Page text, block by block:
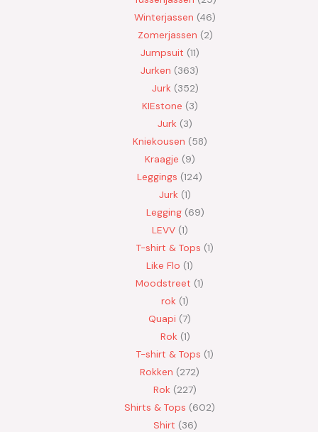
Winterjassen 46
Zomerjassen 2
Jumpsuit 11
Jurken 363
Jurk 352
KIEstone 3
Jurk 3
Kniekousen 58
Kraagje 9
Leggings 124
Jurk 1
Legging 69
LEVV 1
T-shirt & Tops 1
Like Flo 1
Moodstreet 1
rok 1
Quapi 7
Rok 1
T-shirt & Tops 1
Rokken 272
Rok 227
Shirts & Tops 602
Shirt 36